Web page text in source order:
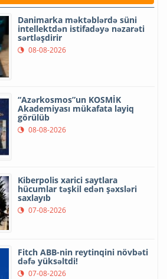
Danimarka məktəblərdə süni
intellektdən istifadəyə nəzarəti
sərtləşdirir
08-08-2026
“Azərkosmos”un KOSMİK
Akademiyası mükafata layiq
görülüb
08-08-2026
Kiberpolis xarici saytlara
hücumlar təşkil edən şəxsləri
saxlayıb
07-08-2026
Fitch ABB-nin reytinqini növbəti
dəfə yüksəltdi!
07-08-2026